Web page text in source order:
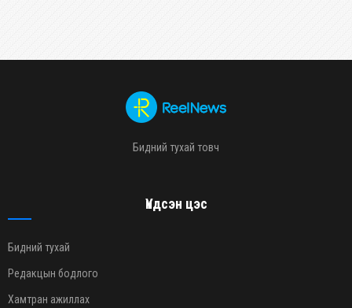
Бидний тухай товч
Үндсэн цэс
Бидний тухай
Редакцын бодлого
Хамтран ажиллах